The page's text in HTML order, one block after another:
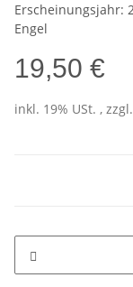
Erscheinungsjahr:
Engel
19,50 €
inkl. 19% USt. , zzgl.